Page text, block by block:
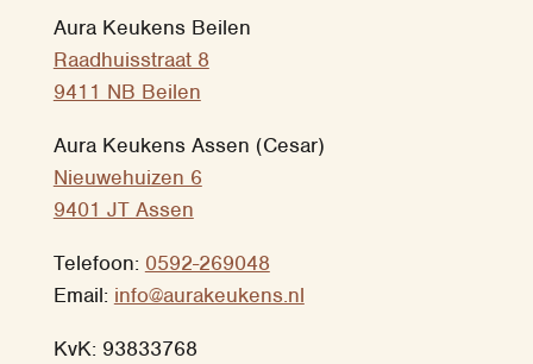
Aura Keukens Beilen
Raadhuisstraat 8
9411 NB Beilen
Aura Keukens Assen (Cesar)
Nieuwehuizen 6
9401 JT Assen
Telefoon: 0592-269048
Email: info@aurakeukens.nl
KvK: 93833768